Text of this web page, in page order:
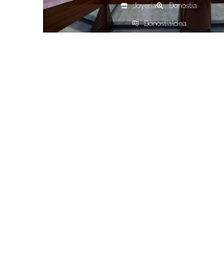
Joyería Donostia
Donostialdea